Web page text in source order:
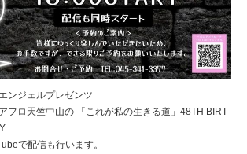
ンジェルプレゼンツ
フロ天竺中山の 「これが私の生きる道」48TH BIRT
で配信も行います。